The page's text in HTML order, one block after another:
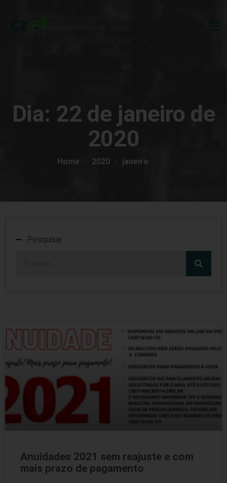
Dia: 22 de janeiro de
2020
Home 2020 janeiro
Pesquisar
Anuidades 2021 sem reajuste e com
mais prazo de pagamento